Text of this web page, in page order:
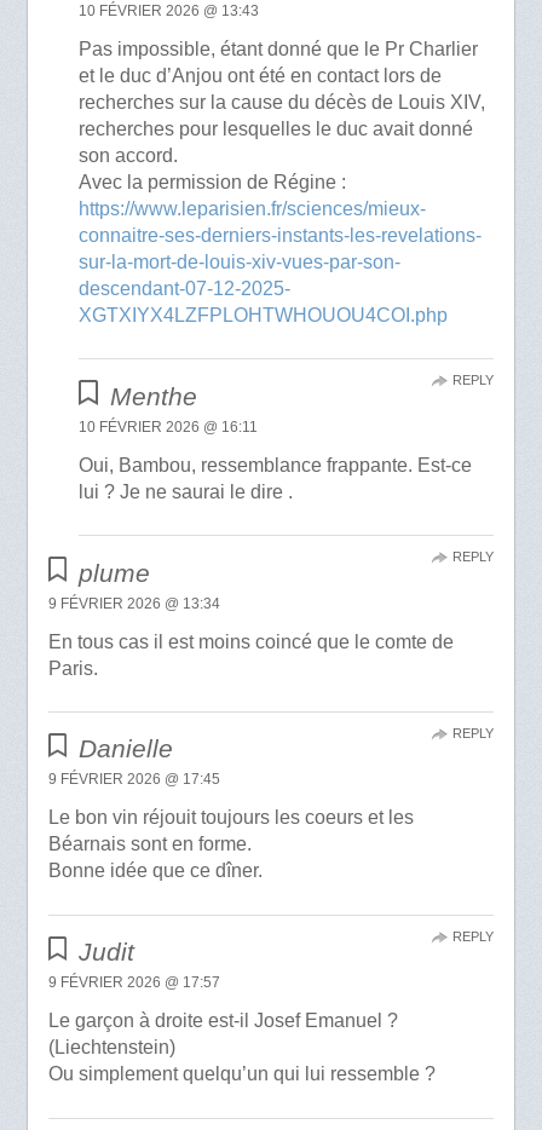
10 FÉVRIER 2026 @ 13:43
Pas impossible, étant donné que le Pr Charlier
et le duc d’Anjou ont été en contact lors de
recherches sur la cause du décès de Louis XIV,
recherches pour lesquelles le duc avait donné
son accord.
Avec la permission de Régine :
https://www.leparisien.fr/sciences/mieux-
connaitre-ses-derniers-instants-les-revelations-
sur-la-mort-de-louis-xiv-vues-par-son-
descendant-07-12-2025-
XGTXIYX4LZFPLOHTWHOUOU4COI.php
Menthe
10 FÉVRIER 2026 @ 16:11
Oui, Bambou, ressemblance frappante. Est-ce
lui ? Je ne saurai le dire .
REPLY
plume
9 FÉVRIER 2026 @ 13:34
En tous cas il est moins coincé que le comte de
Paris.
REPLY
Danielle
9 FÉVRIER 2026 @ 17:45
Le bon vin réjouit toujours les coeurs et les
Béarnais sont en forme.
Bonne idée que ce dîner.
REPLY
Judit
9 FÉVRIER 2026 @ 17:57
Le garçon à droite est-il Josef Emanuel ?
(Liechtenstein)
Ou simplement quelqu’un qui lui ressemble ?
REPLY